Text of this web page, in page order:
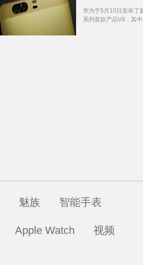
华为于5月10日发布了
系列首款产品V8，其
魅族 智能手表
Apple Watch 视频